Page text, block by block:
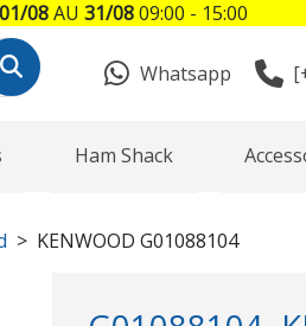
Whatsapp
Ham Shack
KENWOOD G01088104
01/08AU 31/0809:00 - 15:00